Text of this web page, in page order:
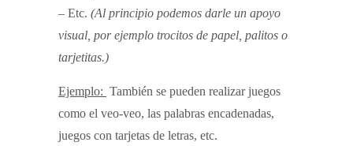
– Etc. (Al principio podemos darle un apoyo
visual, por ejemplo trocitos de papel, palitos o
tarjetitas.)
Ejemplo: También se pueden realizar juegos
como el veo-veo, las palabras encadenadas,
juegos con tarjetas de letras, etc.